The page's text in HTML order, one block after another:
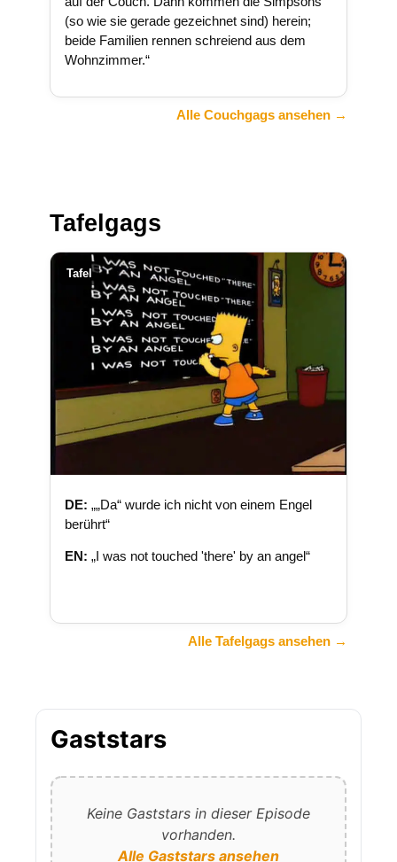
(so wie sie gerade gezeichnet sind) herein;
beide Familien rennen schreiend aus dem
Wohnzimmer.“
Alle Couchgags ansehen →
Tafelgags
Tafel
DE: „„Da“ wurde ich nicht von einem Engel
berührt“
EN: „I was not touched 'there' by an angel“
Alle Tafelgags ansehen →
Gaststars
Keine Gaststars in dieser Episode
vorhanden.
Alle Gaststars ansehen